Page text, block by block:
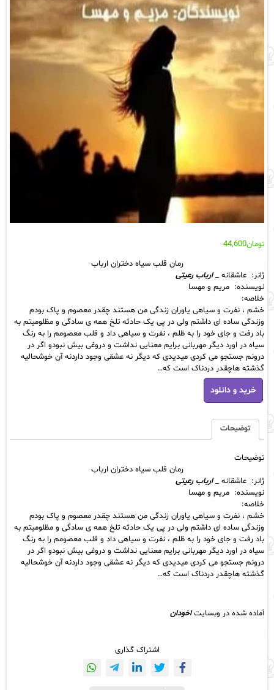
تومان44,600
رمان قلب سیاه دختران ارباب
ژانر: عاشقانه _ارباب رعیتی
نویسنده: مریم و مهسا
خلاصه:
خشم ، نفرت و سیاهی یاوران زندگی من هستند چقدر معصوم و پاک بودم
وزندگی ساده ای داشتم ولی در پی یک حادثه تلخ همه ی سادگی و مظلومیتم به
باد رفت و جای خود را به ظلم ، نفرت و سیاهی داد و قلب معصومم را به رنگ
سیاه در اورد دیگر مهربانی برایم معنایی نداشت و دروغی بیش نبودو اگر در
درونم جستجو می کردی میدیدی که دیگر نه عشقی وجود داردنه آن خوشحالیه
گذشته هاچقدر دردناک است که…
رمان
قلب
سیاه
ارباب
عدد
خرید و دانلود
توضیحات
توضیحات
رمان قلب سیاه دختران ارباب
ژانر: عاشقانه _ارباب رعیتی
نویسنده: مریم و مهسا
خلاصه:
خشم ، نفرت و سیاهی یاوران زندگی من هستند چقدر معصوم و پاک بودم
وزندگی ساده ای داشتم ولی در پی یک حادثه تلخ همه ی سادگی و مظلومیتم به
باد رفت و جای خود را به ظلم ، نفرت و سیاهی داد و قلب معصومم را به رنگ
سیاه در اورد دیگر مهربانی برایم معنایی نداشت و دروغی بیش نبودو اگر در
درونم جستجو می کردی میدیدی که دیگر نه عشقی وجود داردنه آن خوشحالیه
گذشته هاچقدر دردناک است که…
آماده شده در وبسایتاخودان
اشتراک گذاری